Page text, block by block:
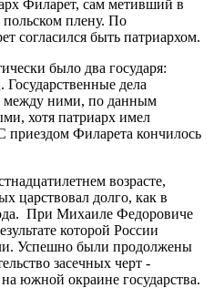
Филарет, сам метивший в
польском плену. По
согласился быть патриархом.
было два государя:
дела
между ними, по данным
хотя патриарх имел
Филарета кончилось
возрасте,
царствовал долго, как в
При Михаиле Федоровиче
которой России
Успешно были продолжены
засечных черт -
южной окраине государства.